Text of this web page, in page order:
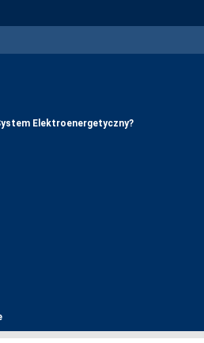
Elektroenergetyczny?